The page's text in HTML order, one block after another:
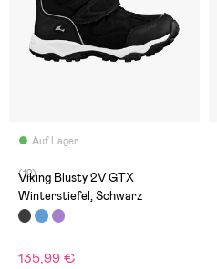
Auf Lager
(12)
Viking Blusty 2V GTX
Winterstiefel, Schwarz
135,99 €